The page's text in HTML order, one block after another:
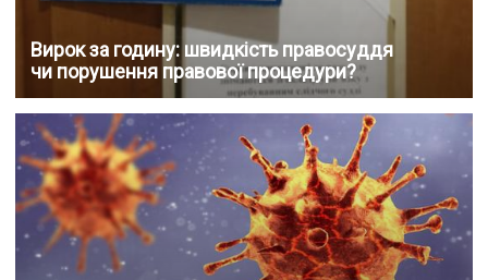
Вирок за годину: швидкість правосуддя
чи порушення правової процедури?